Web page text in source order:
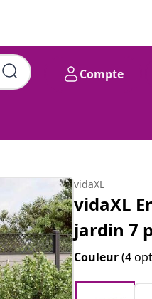
Compte
vidaXL
vidaXL
jardin 7
Couleur(4